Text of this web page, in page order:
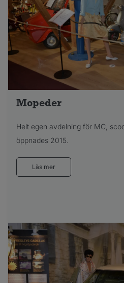
Mopeder
Helt egen avdelning för MC,
öppnades 2015.
Läs mer